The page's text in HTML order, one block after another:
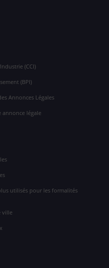
(CCI)
(BPI)
Annonces Légales
annonce légale
utilisés pour les formalités
ville